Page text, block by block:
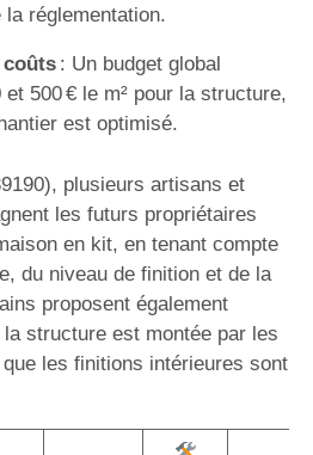
réglementation.
coûts: Un budget global
500 € le m² pour la structure,
est optimisé.
plusieurs artisans et
les futurs propriétaires
en kit, en tenant compte
du niveau de finition et de la
proposent également
la structure est montée par les
les finitions intérieures sont